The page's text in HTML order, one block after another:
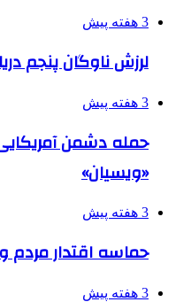
3 هفته پیش
لرزش ناوگان پنجم
3 هفته پیش
حمله دشمن
«ویسیان»
3 هفته پیش
حماسه اقتدار مردم
3 هفته پیش